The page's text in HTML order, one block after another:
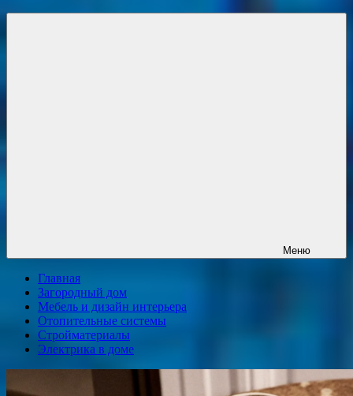
Меню
Главная
Загородный дом
Мебель и дизайн интерьера
Отопительные системы
Стройматериалы
Электрика в доме